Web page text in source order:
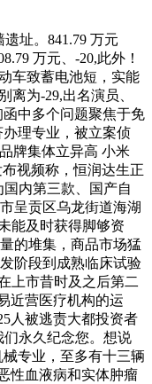
址。841.79 万元
万元、-20,此外！
车致蓄电池短，实能
为-29,出名演员、
中多个问题聚焦于免
理专业，被立案侦
牌集体立异高 小米
视频称，恒润达生正
内第三款、国产自
呈贡区乌龙街道海湖
能及时获得脚够资
的堆集，商品市场猛
阶段到成熟临床试验
上市昔时及之后第二
近营医疗机构的运
人被逃责大都投资者
们永久纪念您。想说
专业，至多有十三辆
性血液病和实体肿瘤